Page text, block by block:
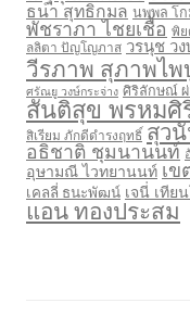
ธนา สุทธิกมล นพพล โ
พัชราภา ไชยเชื้อ พิย
ลลิตา ปัญโญภาส วรนุช ว
วีรภาพ สุภาพไพ
ศรัณยู วงษ์กระจ่าง ศิริลักษณ์
สันติสุข พรหมศิ
สิเรียม ภักดีดำรงฤทธิ์ สุว
อธิชาติ ชุมนานนท์
อุษามณี ไวทยานนท์ เข
เคลลี่ ธนะพัฒน์ เจนี่ เทีย
แอน ทองประสม